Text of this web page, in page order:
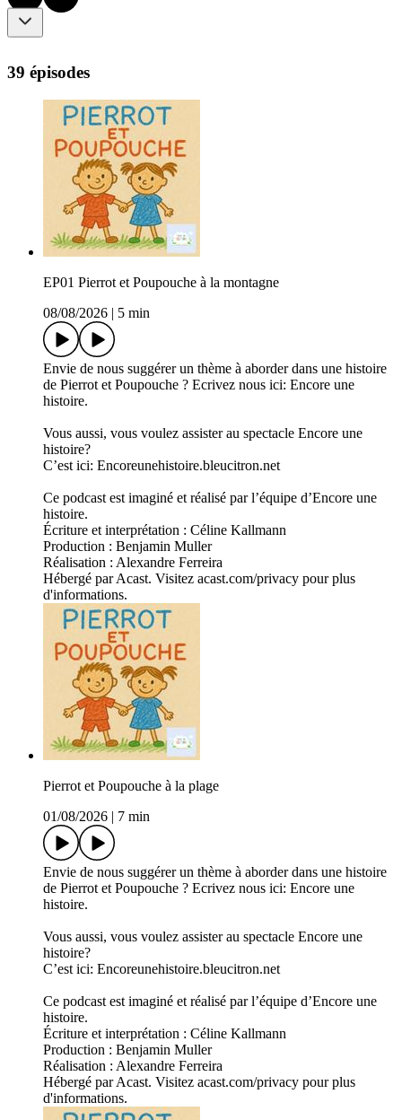
39 épisodes
EP01 Pierrot et Poupouche à la montagne
08/08/2026 | 5 min
Envie de nous suggérer un thème à aborder dans une histoire
de Pierrot et Poupouche ? Ecrivez nous ici: Encore une
histoire.
Vous aussi, vous voulez assister au spectacle Encore une
histoire?
C’est ici: Encoreunehistoire.bleucitron.net
Ce podcast est imaginé et réalisé par l’équipe d’Encore une
histoire.
Écriture et interprétation : Céline Kallmann
Production : Benjamin Muller
Réalisation : Alexandre Ferreira
Hébergé par Acast. Visitez acast.com/privacy pour plus
d'informations.
Pierrot et Poupouche à la plage
01/08/2026 | 7 min
Envie de nous suggérer un thème à aborder dans une histoire
de Pierrot et Poupouche ? Ecrivez nous ici: Encore une
histoire.
Vous aussi, vous voulez assister au spectacle Encore une
histoire?
C’est ici: Encoreunehistoire.bleucitron.net
Ce podcast est imaginé et réalisé par l’équipe d’Encore une
histoire.
Écriture et interprétation : Céline Kallmann
Production : Benjamin Muller
Réalisation : Alexandre Ferreira
Hébergé par Acast. Visitez acast.com/privacy pour plus
d'informations.